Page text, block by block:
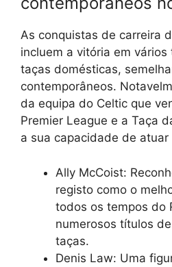
As conquistas de carreira
incluem a vitória em
taças domésticas,
contemporâneos.
da equipa do Celtic que
Premier League e a Taça
a sua capacidade de
Ally McCoist:
registo como o
todos os tempos do
numerosos títulos
taças.
Denis Law: Uma